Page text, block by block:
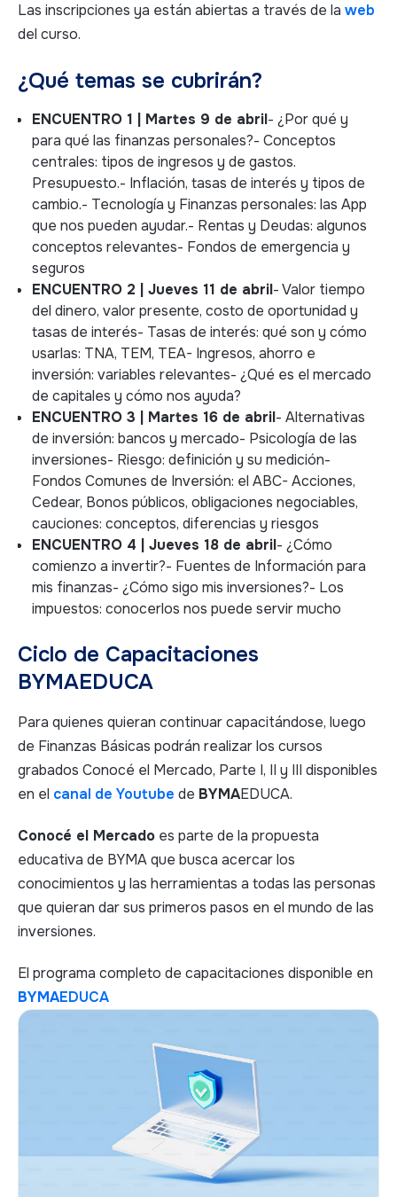
Las inscripciones ya están abiertas a través de la web
del curso.
¿Qué temas se cubrirán?
ENCUENTRO 1 | Martes 9 de abril- ¿Por qué y
para qué las finanzas personales?- Conceptos
centrales: tipos de ingresos y de gastos.
Presupuesto.- Inflación, tasas de interés y tipos de
cambio.- Tecnología y Finanzas personales: las App
que nos pueden ayudar.- Rentas y Deudas: algunos
conceptos relevantes- Fondos de emergencia y
seguros
ENCUENTRO 2 | Jueves 11 de abril- Valor tiempo
del dinero, valor presente, costo de oportunidad y
tasas de interés- Tasas de interés: qué son y cómo
usarlas: TNA, TEM, TEA- Ingresos, ahorro e
inversión: variables relevantes- ¿Qué es el mercado
de capitales y cómo nos ayuda?
ENCUENTRO 3 | Martes 16 de abril- Alternativas
de inversión: bancos y mercado- Psicología de las
inversiones- Riesgo: definición y su medición-
Fondos Comunes de Inversión: el ABC- Acciones,
Cedear, Bonos públicos, obligaciones negociables,
cauciones: conceptos, diferencias y riesgos
ENCUENTRO 4 | Jueves 18 de abril- ¿Cómo
comienzo a invertir?- Fuentes de Información para
mis finanzas- ¿Cómo sigo mis inversiones?- Los
impuestos: conocerlos nos puede servir mucho
Ciclo de Capacitaciones
BYMAEDUCA
Para quienes quieran continuar capacitándose, luego
de Finanzas Básicas podrán realizar los cursos
grabados Conocé el Mercado, Parte I, II y III disponibles
en el canal de Youtube de BYMAEDUCA.
Conocé el Mercado es parte de la propuesta
educativa de BYMA que busca acercar los
conocimientos y las herramientas a todas las personas
que quieran dar sus primeros pasos en el mundo de las
inversiones.
El programa completo de capacitaciones disponible en
BYMAEDUCA